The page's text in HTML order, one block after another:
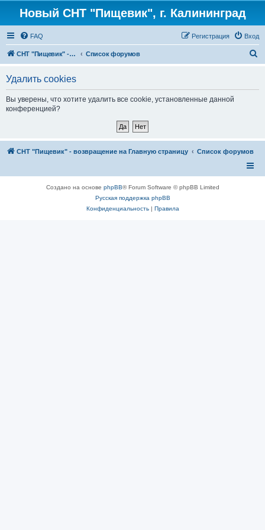
Новый СНТ "Пищевик", г. Калининград
FAQ Вход
Регистрация
СНТ "Пищевик" - возвращение на Главную страницу Список форумов
Удалить cookies
Вы уверены, что хотите удалить все cookie, установленные данной
конференцией?
СНТ "Пищевик" - возвращение на Главную страницу Список форумов
Создано на основе phpBB® Forum Software © phpBB Limited
Русская поддержка phpBB
Конфиденциальность| Правила